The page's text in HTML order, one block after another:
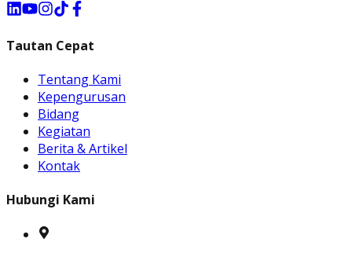
Tautan Cepat
Tentang Kami
Kepengurusan
Bidang
Kegiatan
Berita & Artikel
Kontak
Hubungi Kami